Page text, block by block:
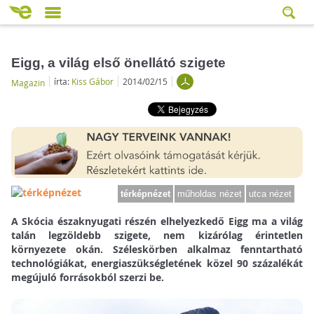
Eigg, a világ első önellátó szigete
Magazin írta: Kiss Gábor 2014/02/15
térképnézet műholdas nézet utca nézet
A Skócia északnyugati részén elhelyezkedő Eigg ma a világ
talán legzöldebb szigete, nem kizárólag érintetlen
környezete okán. Széleskörben alkalmaz fenntartható
technológiákat, energiaszükségletének közel 90 százalékát
megújuló forrásokból szerzi be.